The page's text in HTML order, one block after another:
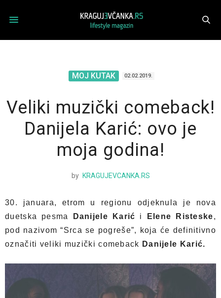
MOJ KUTAK 02.02.2019.
Veliki muzički comeback!
Danijela Karić: ovo je
moja godina!
by KRAGUJEVCANKA.RS
30. januara, etrom u regionu odjeknula je nova
duetska pesma
Danijele Karić i Elene Risteske,
pod nazivom “Srca se pogreše”, koja će definitivno
označiti veliki muzički comeback Danijele Karić.